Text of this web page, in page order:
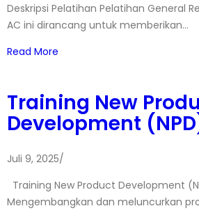
Deskripsi Pelatihan Pelatihan General
AC ini dirancang untuk memberikan…
Read More
Training New
Development
Juli 9, 2025/
Training New Product Development
Mengembangkan dan meluncurkan